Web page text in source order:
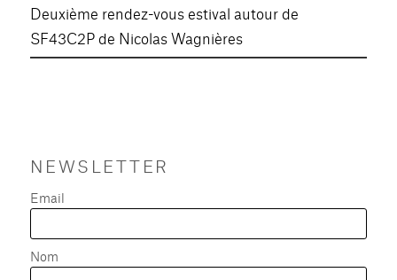
Deuxième rendez-vous estival autour de
SF43C2P de Nicolas Wagnières
NEWSLETTER
Email
Nom